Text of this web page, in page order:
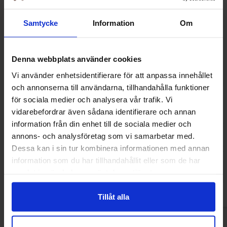
Samtycke Information Om
Denna webbplats använder cookies
Vi använder enhetsidentifierare för att anpassa innehållet
och annonserna till användarna, tillhandahålla funktioner
för sociala medier och analysera vår trafik. Vi
vidarebefordrar även sådana identifierare och annan
information från din enhet till de sociala medier och
annons- och analysföretag som vi samarbetar med.
Dessa kan i sin tur kombinera informationen med annan
information som du har tillhandahållit eller som de har
Tillåt alla
Sweet Flash Splash Dipper 50g (1st)
26.90 kr
Johny Bee Boots